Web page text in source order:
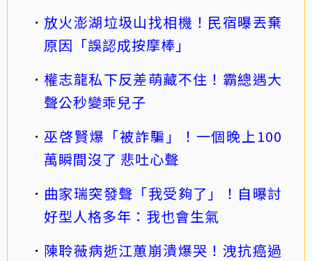
放火澎湖垃圾山找相機！民宿曝丟棄
原因「誤認成按摩棒」
權志龍私下反差萌藏不住！霸總遇大
聲公秒變乖兒子
巫啓賢爆「被詐騙」！一個晚上100
萬瞬間沒了 悲吐心聲
曲家瑞突發聲「我受夠了」！自曝討
好型人格多年：我也會生氣
陳聆薇病逝江蕙崩潰爆哭！洩抗癌過